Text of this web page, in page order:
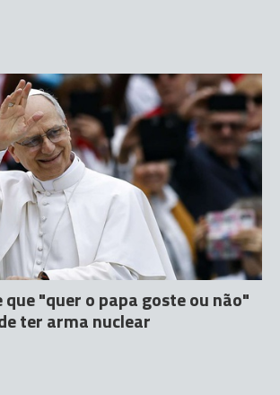
"quer o papa goste ou não"
ter arma nuclear